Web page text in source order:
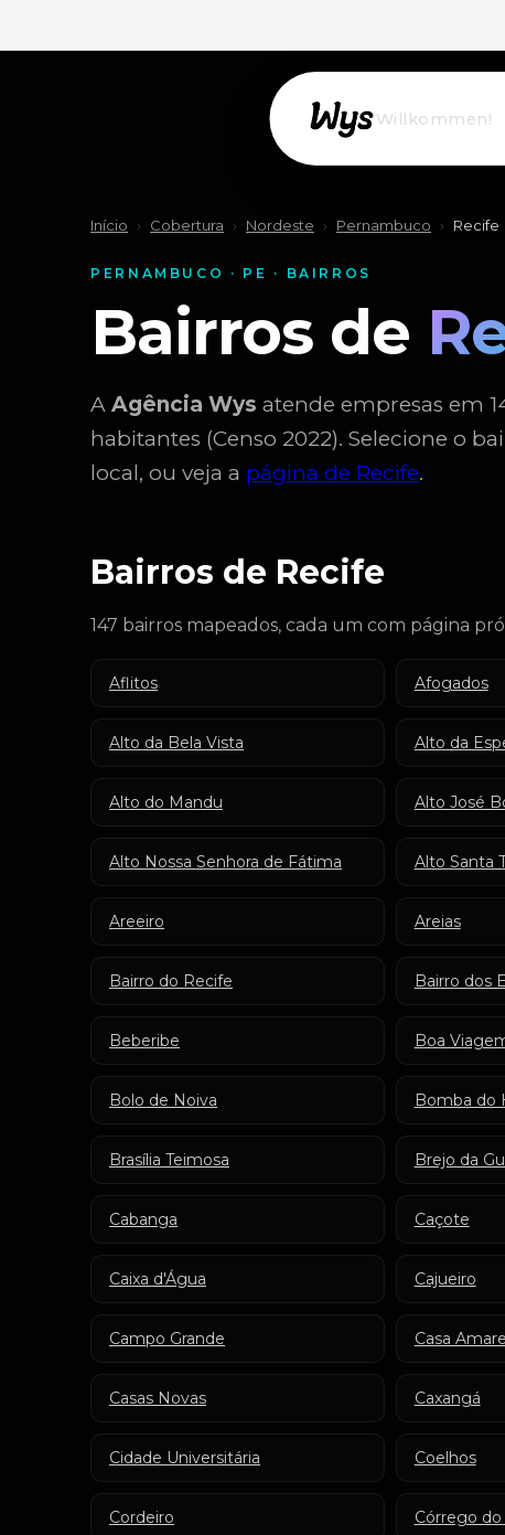
Willkommen!
Início › Cobertura › Nordeste › Pernambuco › Recife
PERNAMBUCO · PE · BAIRROS
Bairros de
A Agência Wys atende empresas em
habitantes (Censo 2022). Selecione o
local, ou veja a página de Recife.
Bairros de Recife
147 bairros mapeados, cada um com página
Aflitos Afogados
Alto da Bela Vista Alto da
Alto do Mandu Alto José
Alto Nossa Senhora de Fátima Alto Santa
Areeiro Areias
Bairro do Recife Bairro dos
Beberibe Boa
Bolo de Noiva Bomba do
Brasília Teimosa Brejo da
Cabanga Caçote
Caixa d'Água Cajueiro
Campo Grande Casa
Casas Novas Caxangá
Cidade Universitária Coelhos
Cordeiro Córrego